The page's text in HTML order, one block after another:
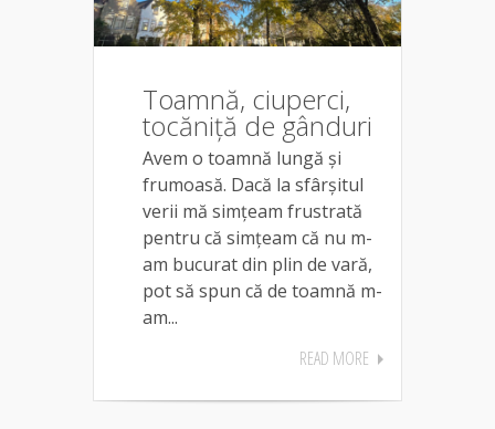
Toamnă, ciuperci,
tocăniță de gânduri
Avem o toamnă lungă și
frumoasă. Dacă la sfârșitul
verii mă simțeam frustrată
pentru că simțeam că nu m-
am bucurat din plin de vară,
pot să spun că de toamnă m-
am...
READ MORE